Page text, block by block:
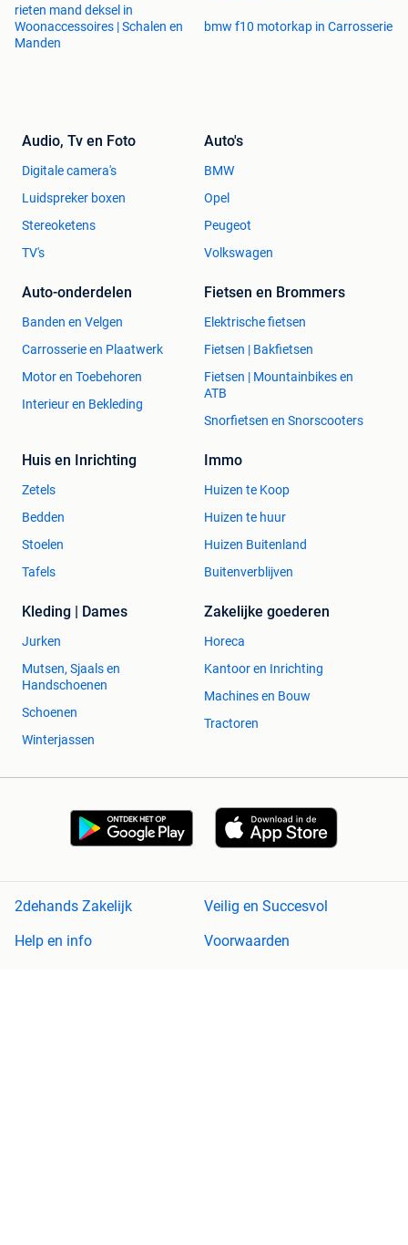
rieten mand deksel in
Woonaccessoires | Schalen en
Manden
bmw f10 motorkap in Carrosserie
Audio, Tv en Foto
Digitale camera's
Luidspreker boxen
Stereoketens
TV's
Auto's
BMW
Opel
Peugeot
Volkswagen
Auto-onderdelen
Banden en Velgen
Carrosserie en Plaatwerk
Motor en Toebehoren
Interieur en Bekleding
Fietsen en Brommers
Elektrische fietsen
Fietsen | Bakfietsen
Fietsen | Mountainbikes en
ATB
Snorfietsen en Snorscooters
Huis en Inrichting
Zetels
Bedden
Stoelen
Tafels
Immo
Huizen te Koop
Huizen te huur
Huizen Buitenland
Buitenverblijven
Kleding | Dames
Jurken
Mutsen, Sjaals en
Handschoenen
Schoenen
Winterjassen
Zakelijke goederen
Horeca
Kantoor en Inrichting
Machines en Bouw
Tractoren
2dehands Zakelijk
Veilig en Succesvol
Help en info
Voorwaarden